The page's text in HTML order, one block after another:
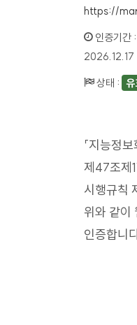
https://
인증기간 :
2026.12.17
상태 :
「지능정
제47조제
시행규칙
위와 같이
인증합니